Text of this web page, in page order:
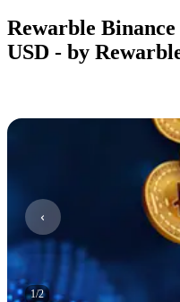
Rewarble
USD - by
1/2